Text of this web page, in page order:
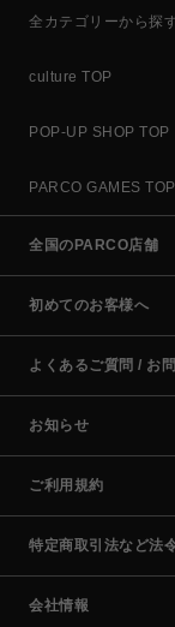
全カテゴリーから探
culture TOP
POP-UP SHOP TOP
PARCO GAMES TOP
全国のPARCO店舗
初めてのお客様へ
よくあるご質問 / お
お知らせ
ご利用規約
特定商取引法など法
会社情報